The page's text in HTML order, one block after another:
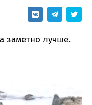
заметно лучше.